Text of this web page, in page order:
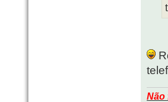
Não